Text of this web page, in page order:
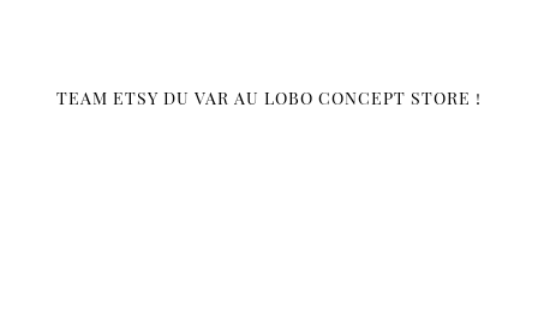
TEAM ETSY DU VAR AU LOBO CONCEPT STORE !